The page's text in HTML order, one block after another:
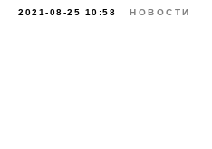
2021-08-25 10:58 НОВОСТИ